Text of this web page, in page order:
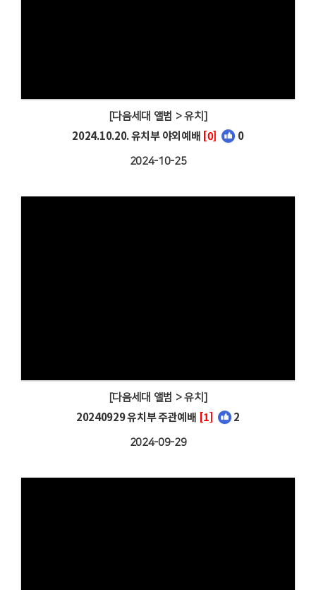
[다음세대 앨범 > 유치]
2024.10.20. 유치부 야외예배 [0] 0
2024-10-25
[다음세대 앨범 > 유치]
20240929 유치부 주관예배 [1] 2
2024-09-29